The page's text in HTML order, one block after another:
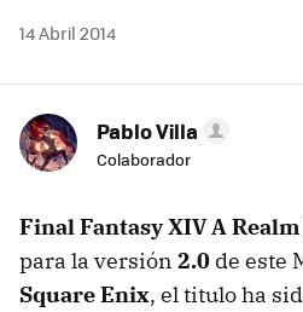
14 Abril 2014
Pablo Villa
Colaborador
Final Fantasy XIV A
para la versión 2.0 de este
Square Enix, el titulo ha